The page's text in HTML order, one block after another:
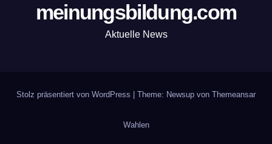
meinungsbildung.com
Aktuelle News
Stolz präsentiert von WordPress Theme: Newsup von Themeansar
Wahlen